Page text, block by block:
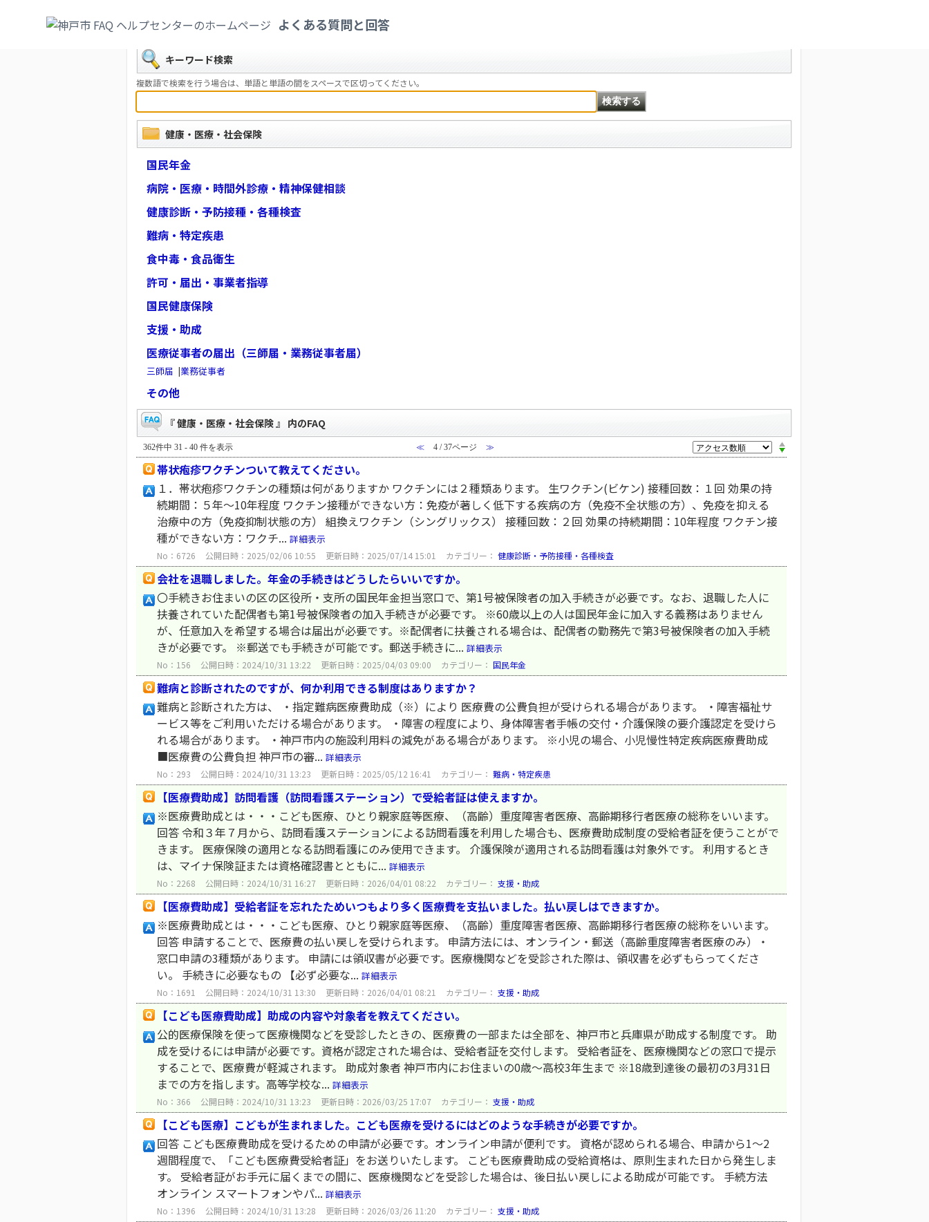
よくある質問と回答
戻る
キーワード検索
複数語で検索を行う場合は、単語と単語の間をスペースで区切ってください。
健康・医療・社会保険
国民年金
病院・医療・時間外診療・精神保健相談
健康診断・予防接種・各種検査
難病・特定疾患
食中毒・食品衛生
許可・届出・事業者指導
国民健康保険
支援・助成
医療従事者の届出（三師届・業務従事者届）
三師届 |業務従事者
その他
『 健康・医療・社会保険 』 内のFAQ
362件中 31 - 40 件を表示 ≪ 4 / 37ページ ≫
帯状疱疹ワクチンついて教えてください。
１．帯状疱疹ワクチンの種類は何がありますか ワクチンには２種類あります。 生ワクチン(ビケン) 接種回数：１回 効果の持
続期間：５年～10年程度 ワクチン接種ができない方：免疫が著しく低下する疾病の方（免疫不全状態の方）、免疫を抑える
治療中の方（免疫抑制状態の方） 組換えワクチン（シングリックス） 接種回数：２回 効果の持続期間：10年程度 ワクチン接
種ができない方：ワクチ... 詳細表示
No：6726 公開日時：2025/02/06 10:55 更新日時：2025/07/14 15:01 カテゴリー： 健康診断・予防接種・各種検査
会社を退職しました。年金の手続きはどうしたらいいですか。
〇手続きお住まいの区の区役所・支所の国民年金担当窓口で、第1号被保険者の加入手続きが必要です。なお、退職した人に
扶養されていた配偶者も第1号被保険者の加入手続きが必要です。 ※60歳以上の人は国民年金に加入する義務はありません
が、任意加入を希望する場合は届出が必要です。※配偶者に扶養される場合は、配偶者の勤務先で第3号被保険者の加入手続
きが必要です。 ※郵送でも手続きが可能です。郵送手続きに... 詳細表示
No：156 公開日時：2024/10/31 13:22 更新日時：2025/04/03 09:00 カテゴリー： 国民年金
難病と診断されたのですが、何か利用できる制度はありますか？
難病と診断された方は、 ・指定難病医療費助成（※）により 医療費の公費負担が受けられる場合があります。 ・障害福祉サ
ービス等をご利用いただける場合があります。 ・障害の程度により、身体障害者手帳の交付・介護保険の要介護認定を受けら
れる場合があります。 ・神戸市内の施設利用料の減免がある場合があります。 ※小児の場合、小児慢性特定疾病医療費助成
■医療費の公費負担 神戸市の審... 詳細表示
No：293 公開日時：2024/10/31 13:23 更新日時：2025/05/12 16:41 カテゴリー： 難病・特定疾患
【医療費助成】訪問看護（訪問看護ステーション）で受給者証は使えますか。
※医療費助成とは・・・こども医療、ひとり親家庭等医療、（高齢）重度障害者医療、高齢期移行者医療の総称をいいます。
回答 令和３年７月から、訪問看護ステーションによる訪問看護を利用した場合も、医療費助成制度の受給者証を使うことがで
きます。 医療保険の適用となる訪問看護にのみ使用できます。 介護保険が適用される訪問看護は対象外です。 利用するとき
は、マイナ保険証または資格確認書とともに... 詳細表示
No：2268 公開日時：2024/10/31 16:27 更新日時：2026/04/01 08:22 カテゴリー： 支援・助成
【医療費助成】受給者証を忘れたためいつもより多く医療費を支払いました。払い戻しはできますか。
※医療費助成とは・・・こども医療、ひとり親家庭等医療、（高齢）重度障害者医療、高齢期移行者医療の総称をいいます。
回答 申請することで、医療費の払い戻しを受けられます。 申請方法には、オンライン・郵送（高齢重度障害者医療のみ）・
窓口申請の3種類があります。 申請には領収書が必要です。医療機関などを受診された際は、領収書を必ずもらってくださ
い。 手続きに必要なもの 【必ず必要な... 詳細表示
No：1691 公開日時：2024/10/31 13:30 更新日時：2026/04/01 08:21 カテゴリー： 支援・助成
【こども医療費助成】助成の内容や対象者を教えてください。
公的医療保険を使って医療機関などを受診したときの、医療費の一部または全部を、神戸市と兵庫県が助成する制度です。 助
成を受けるには申請が必要です。資格が認定された場合は、受給者証を交付します。 受給者証を、医療機関などの窓口で提示
することで、医療費が軽減されます。 助成対象者 神戸市内にお住まいの0歳～高校3年生まで ※18歳到達後の最初の3月31日
までの方を指します。高等学校な... 詳細表示
No：366 公開日時：2024/10/31 13:23 更新日時：2026/03/25 17:07 カテゴリー： 支援・助成
【こども医療】こどもが生まれました。こども医療を受けるにはどのような手続きが必要ですか。
回答 こども医療費助成を受けるための申請が必要です。オンライン申請が便利です。 資格が認められる場合、申請から1～2
週間程度で、「こども医療費受給者証」をお送りいたします。 こども医療費助成の受給資格は、原則生まれた日から発生しま
す。 受給者証がお手元に届くまでの間に、医療機関などを受診した場合は、後日払い戻しによる助成が可能です。 手続方法
オンライン スマートフォンやパ... 詳細表示
No：1396 公開日時：2024/10/31 13:28 更新日時：2026/03/26 11:20 カテゴリー： 支援・助成